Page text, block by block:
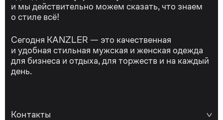
и мы действительно можем сказать, что знаем
о стиле всё!
Сегодня KANZLER — это качественная
и удобная стильная мужская и женская одежда
для бизнеса и отдыха, для торжеств и на каждый
день.
Контакты